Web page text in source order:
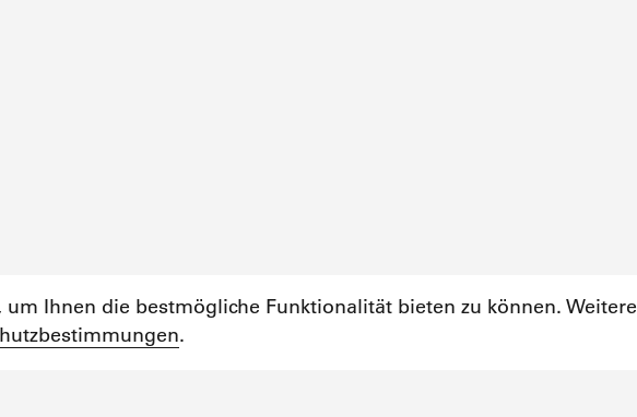
um Ihnen die bestmögliche Funktionalität bieten zu können. Weitere
.